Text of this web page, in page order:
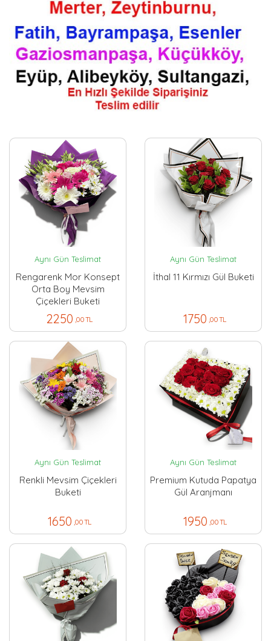
Aynı Gün Teslimat
Rengarenk Mor Konsept
Orta Boy Mevsim
Çiçekleri Buketi
2250 ,00 TL
Aynı Gün Teslimat
İthal 11 Kırmızı Gül Buketi
1750 ,00 TL
Aynı Gün Teslimat
Renkli Mevsim Çiçekleri
Buketi
1650 ,00 TL
Aynı Gün Teslimat
Premium Kutuda Papatya
Gül Aranjmanı
1950 ,00 TL